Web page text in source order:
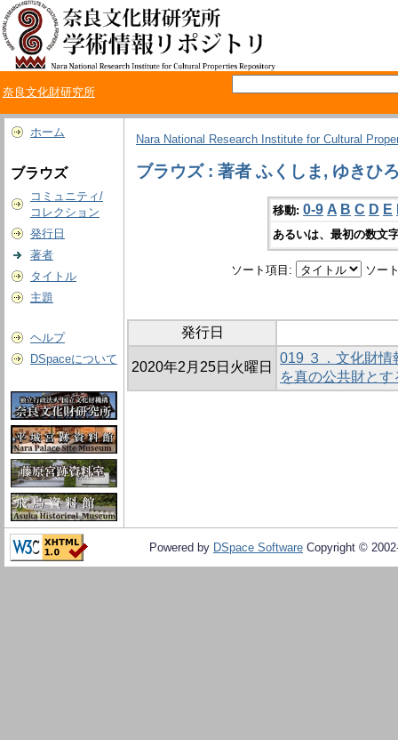
奈良文化財研究所
ホーム
ブラウズ
コミュニティ/
コレクション
発行日
著者
タイトル
主題
ヘルプ
DSpaceについて
Nara National Research Institute for Cultural
ブラウズ : 著者 ふくしま, ゆきひ
移動: 0-9 A B C D E
あるいは、最初の数文
ソート項目: ソー
発行日
2020年2月25日火曜日
019 ３．文化財情
を真の公共財とす
Powered by DSpace Software Copyright ©